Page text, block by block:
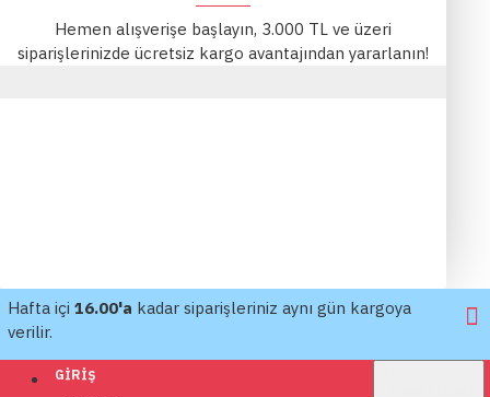
Hemen alışverişe başlayın, 3.000 TL ve üzeri
siparişlerinizde ücretsiz kargo avantajından yararlanın!
Hafta içi 16.00'a kadar siparişleriniz aynı gün kargoya
verilir.
GIRIŞ